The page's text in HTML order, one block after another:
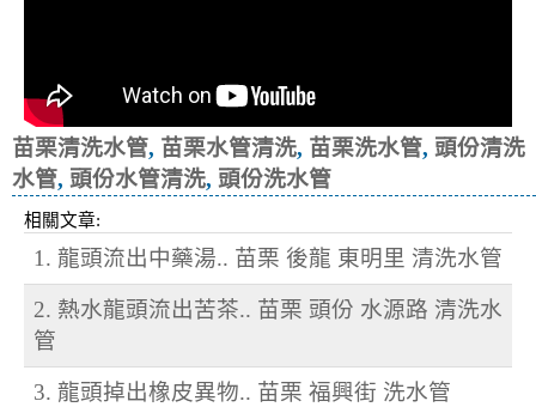
苗栗清洗水管, 苗栗水管清洗, 苗栗洗水管, 頭份清洗
水管, 頭份水管清洗, 頭份洗水管
相關文章:
1. 龍頭流出中藥湯.. 苗栗 後龍 東明里 清洗水管
2. 熱水龍頭流出苦茶.. 苗栗 頭份 水源路 清洗水
管
3. 龍頭掉出橡皮異物.. 苗栗 福興街 洗水管